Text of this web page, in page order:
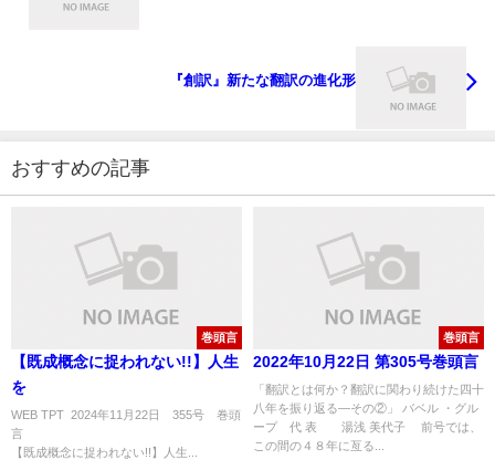
『創訳』新たな翻訳の進化形
おすすめの記事
巻頭言
【既成概念に捉われない!!】人生
を
WEB TPT 2024年11月22日 355号 巻頭
言
【既成概念に捉われない!!】人生...
巻頭言
2022年10月22日 第305号巻頭言
「翻訳とは何か？翻訳に関わり続けた四十
八年を振り返る—その②」 バベル ・グル
ープ 代 表 湯浅 美代子 前号では、
この間の４８年に亙る...